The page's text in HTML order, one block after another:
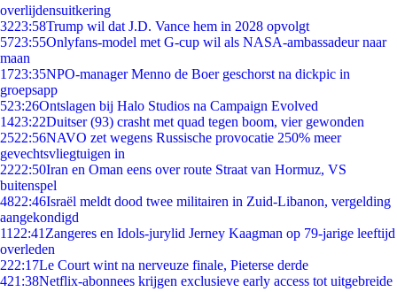
overlijdensuitkering
3223:58Trump wil dat J.D. Vance hem in 2028 opvolgt
5723:55Onlyfans-model met G-cup wil als NASA-ambassadeur naar
maan
1723:35NPO-manager Menno de Boer geschorst na dickpic in
groepsapp
523:26Ontslagen bij Halo Studios na Campaign Evolved
1423:22Duitser (93) crasht met quad tegen boom, vier gewonden
2522:56NAVO zet wegens Russische provocatie 250% meer
gevechtsvliegtuigen in
2222:50Iran en Oman eens over route Straat van Hormuz, VS
buitenspel
4822:46Israël meldt dood twee militairen in Zuid-Libanon, vergelding
aangekondigd
11 22:41 Zangeres en Idols-jurylid Jerney Kaagman op 79-jarige leeftijd
overleden
222:17Le Court wint na nerveuze finale, Pieterse derde
421:38Netflix-abonnees krijgen exclusieve early access tot uitgebreide